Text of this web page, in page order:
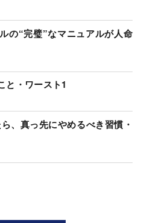
の“完璧”なマニュアルが人命
と・ワースト1
、真っ先にやめるべき習慣・